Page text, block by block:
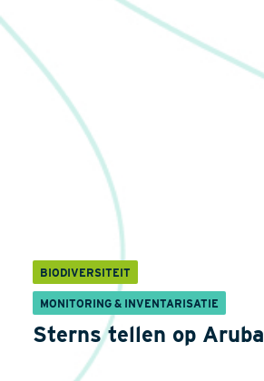
BIODIVERSITEIT
MONITORING & INVENTARISATIE
Sterns tellen op Aruba